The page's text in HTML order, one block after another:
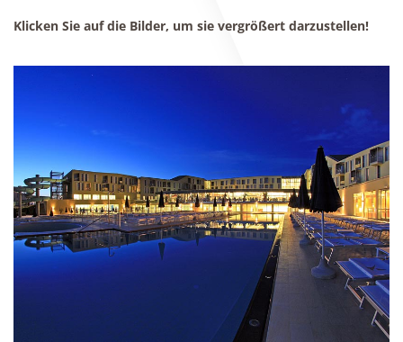
Klicken Sie auf die Bilder, um sie vergrößert darzustellen!